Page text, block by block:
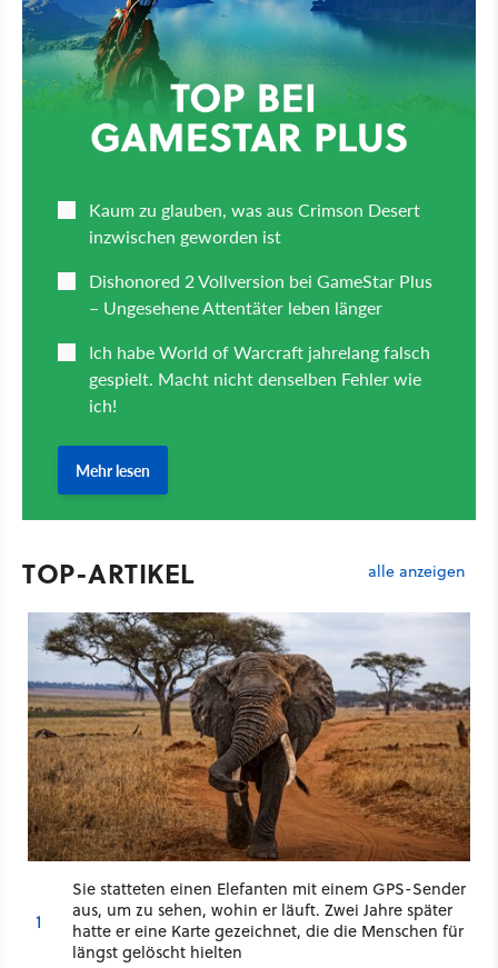
TOP-ARTIKEL alle anzeigen
1
Sie statteten einen Elefanten mit einem GPS-Sender
aus, um zu sehen, wohin er läuft. Zwei Jahre später
hatte er eine Karte gezeichnet, die die Menschen für
längst gelöscht hielten